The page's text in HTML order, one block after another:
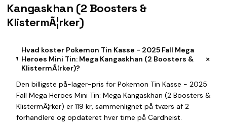
Kangaskhan (2 Boosters &
KlistermÃ¦rker)
Hvad koster Pokemon Tin Kasse - 2025 Fall Mega
Heroes Mini Tin: Mega Kangaskhan (2 Boosters &
KlistermÃ¦rker)?
+
Den billigste på-lager-pris for Pokemon Tin Kasse - 2025
Fall Mega Heroes Mini Tin: Mega Kangaskhan (2 Boosters &
KlistermÃ¦rker) er 119 kr, sammenlignet på tværs af 2
forhandlere og opdateret hver time på Cardheist.